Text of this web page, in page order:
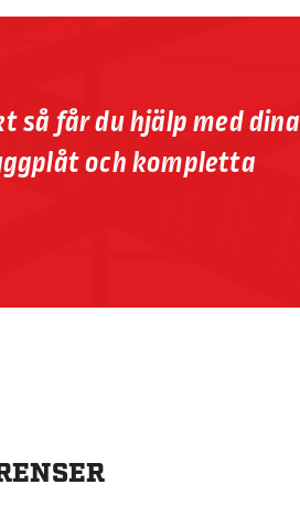
så får du hjälp med dina
och kompletta